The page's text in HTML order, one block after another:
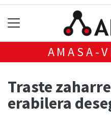
AMASA-
Traste
erabilera